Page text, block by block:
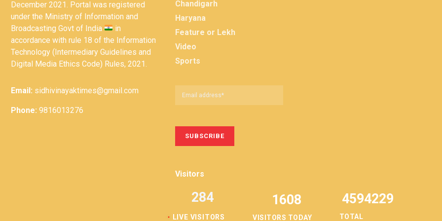
December 2021. Portal was registered
under the Ministry of Information and
Broadcasting Govt of India
in
accordance with rule 18 of the Information
Technology (Intermediary Guidelines and
Digital Media Ethics Code) Rules, 2021.
Email: sidhivinayaktimes@gmail.com
Phone: 9816013276
Chandigarh
Haryana
Feature or Lekh
Video
Sports
Visitors
LIVE VISITORS
284 1608
VISITORS TODAY
4594229
TOTAL